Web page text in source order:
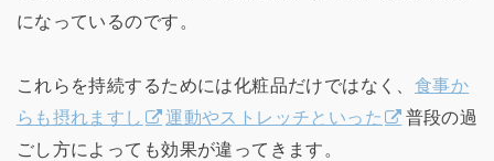
になっているのです。
これらを持続するためには化粧品だけではなく、 食事か
らも摂れますし
運動やストレッチといった
普段の過
ごし方によっても効果が違ってきます。